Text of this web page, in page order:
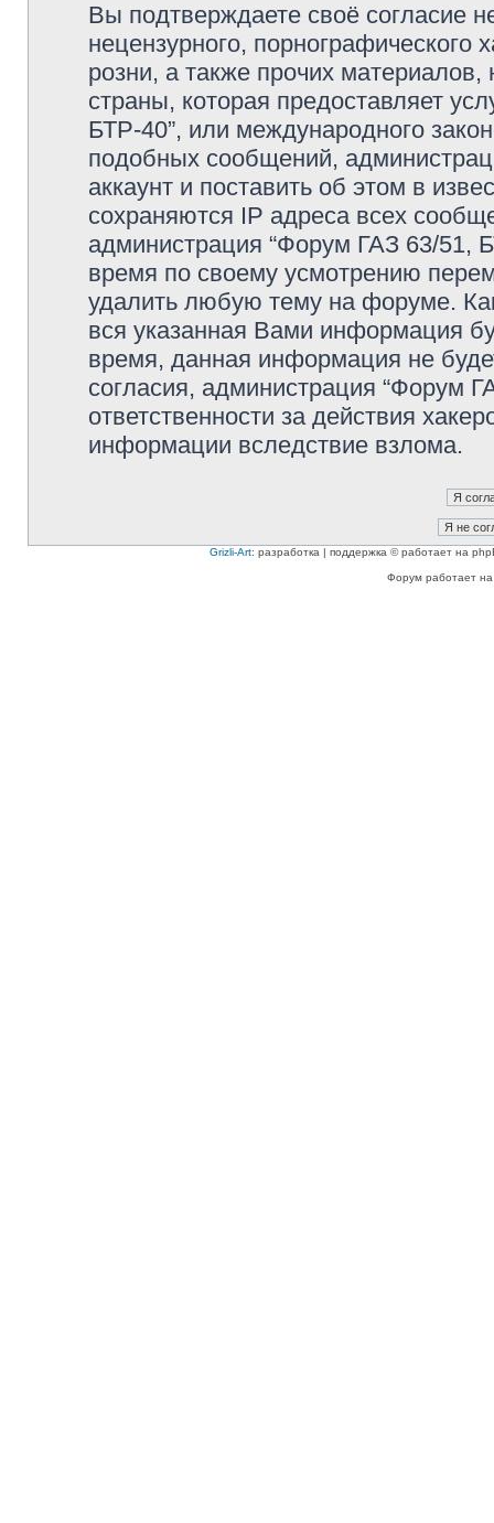
Вы подтверждаете своё согласие
нецензурного, порнографического
розни, а также прочих
страны, которая предоставляет
БТР-40”, или международного
подобных сообщений,
аккаунт и поставить об этом в
сохраняются IP адреса всех
администрация “Форум ГАЗ 63/51,
время по своему усмотрению
удалить любую тему на форуме.
вся указанная Вами информация
время, данная информация не
согласия, администрация “Форум
ответственности за действия
информации вследствие взлома.
Grizli-Art: разработка | поддержка © работает на
Форум работает